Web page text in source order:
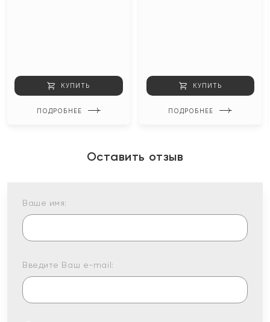
КУПИТЬ
ПОДРОБНЕЕ
КУПИТЬ
ПОДРОБНЕЕ
Оставить отзыв
Ваше имя:
Введите Ваш e-mail: